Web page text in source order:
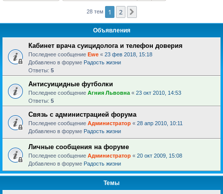
28 тем 1 2
Объявления
Кабинет врача суицидолога и телефон доверия
Последнее сообщение Ewe « 23 фев 2018, 15:18
Добавлено в форуме Радость жизни
Ответы: 5
Антисуицидные футболки
Последнее сообщение Агния Львовна « 23 окт 2010, 14:53
Ответы: 5
Связь с администрацией форума
Последнее сообщение Администратор « 28 апр 2010, 10:11
Добавлено в форуме Радость жизни
Личные сообщения на форуме
Последнее сообщение Администратор « 20 окт 2009, 15:08
Добавлено в форуме Радость жизни
Темы